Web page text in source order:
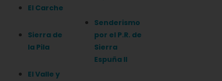
El Carche
Sierra de
la Pila
El Valle y
Senderismo
por el P.R. de
Sierra
Espuña II